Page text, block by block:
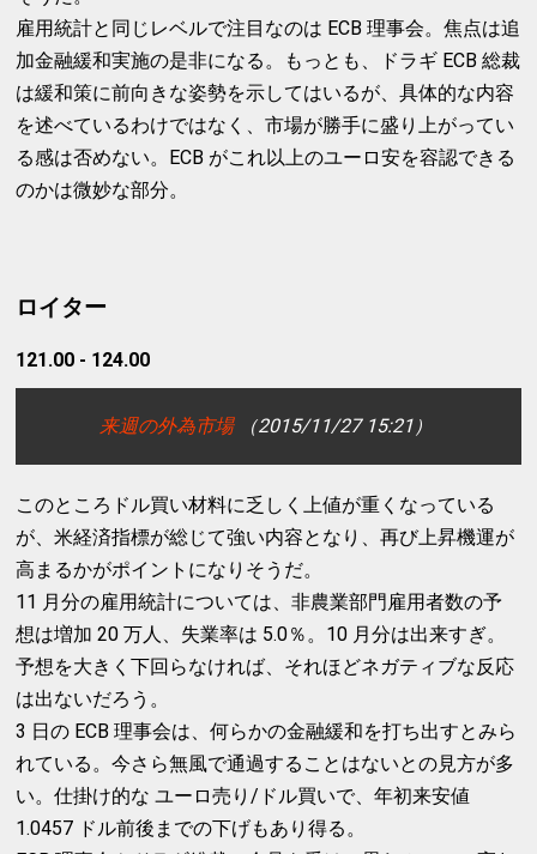
雇用統計と同じレベルで注目なのは ECB 理事会。焦点は追
加金融緩和実施の是非になる。もっとも、ドラギ ECB 総裁
は緩和策に前向きな姿勢を示してはいるが、具体的な内容
を述べているわけではなく、市場が勝手に盛り上がってい
る感は否めない。ECB がこれ以上のユーロ安を容認できる
のかは微妙な部分。
ロイター
121.00 - 124.00
来週の外為市場（2015/11/27 15:21）
このところドル買い材料に乏しく上値が重くなっている
が、米経済指標が総じて強い内容となり、再び上昇機運が
高まるかがポイントになりそうだ。
11 月分の雇用統計については、非農業部門雇用者数の予
想は増加 20 万人、失業率は 5.0％。10 月分は出来すぎ。
予想を大きく下回らなければ、それほどネガティブな反応
は出ないだろう。
3 日の ECB 理事会は、何らかの金融緩和を打ち出すとみら
れている。今さら無風で通過することはないとの見方が多
い。仕掛け的な ユーロ売り/ドル買いで、年初来安値
1.0457 ドル前後までの下げもあり得る。